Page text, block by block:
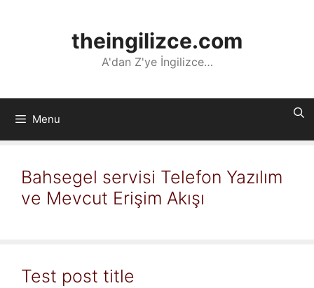
theingilizce.com
A'dan Z'ye İngilizce…
Menu
Bahsegel servisi Telefon Yazılım
ve Mevcut Erişim Akışı
Test post title